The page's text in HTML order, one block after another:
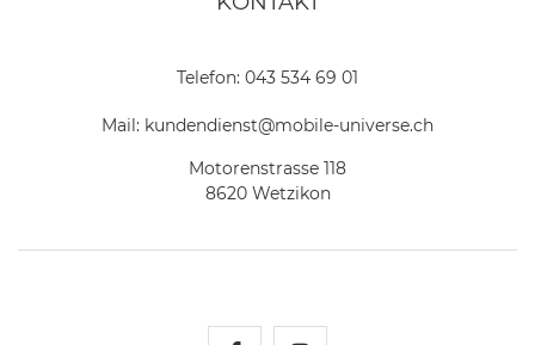
Telefon: 043 534 69 01
Mail: kundendienst@mobile-universe.ch
Motorenstrasse 118
8620 Wetzikon